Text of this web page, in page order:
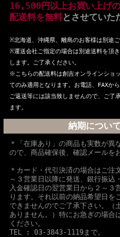
16,500円以上お買い上げ
配送料を無料とさせていた
※北海道、沖縄県、離島のお客様は別途
※運送会社ご指定の場合は別途送料を頂
します。ご了承ください。
※こちらの配送料は創吉オンラインショ
てのみ適用となります。お電話、FAXか
ご返送等には該当致しませんので、ご了
ます。
納期につい
＊「在庫あり」の商品も実数が異
ので、商品確保後、確認メールを
＊カード・代引決済の場合はご注
～３営業日以降に発送、銀行振込
入金確認日の翌営業日から２～３
ります。それ以前の納品希望日を
できませんのでご了承下さい。（
ありません。）特にお急ぎの場合
ください。
TEL : 03-3843-1119まで。